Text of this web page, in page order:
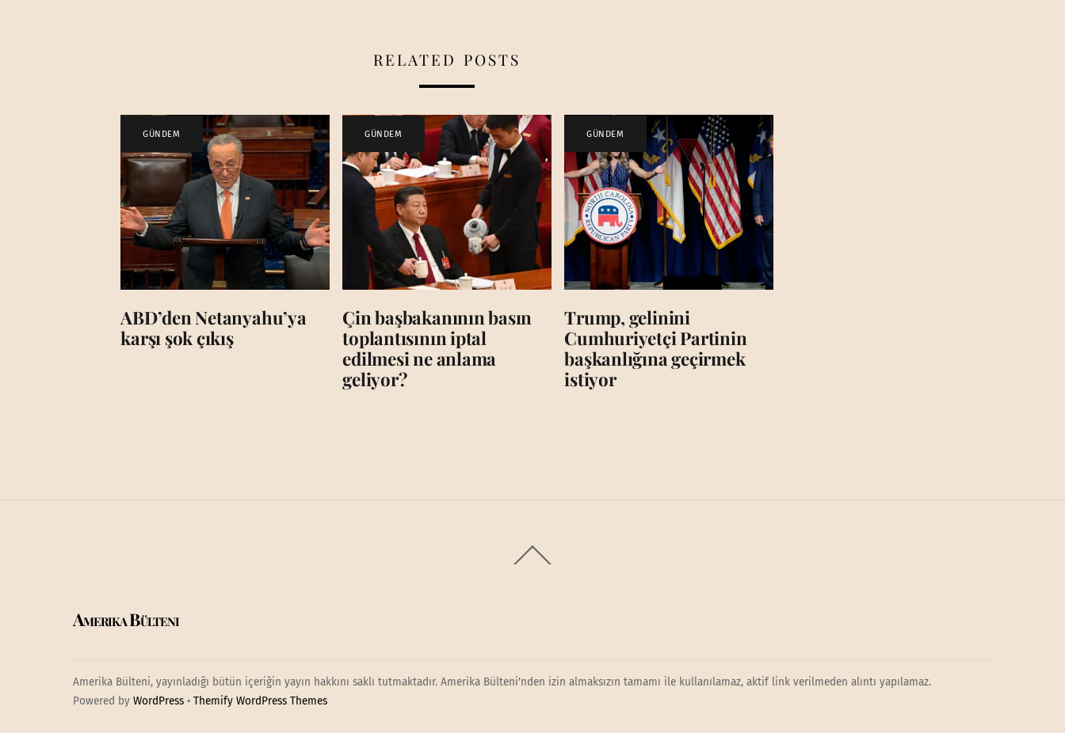
RELATED POSTS
GÜNDEM
ABD’den Netanyahu’ya
karşı şok çıkış
GÜNDEM
Çin başbakanının basın
toplantısının iptal
edilmesi ne anlama
geliyor?
GÜNDEM
Trump, gelinini
Cumhuriyetçi Partinin
başkanlığına geçirmek
istiyor
To
Amerika Bülteni
Amerika Bülteni, yayınladığı bütün içeriğin yayın hakkını saklı tutmaktadır. Amerika Bülteni'nden izin almaksızın tamamı ile kullanılamaz, aktif link verilmeden alıntı yapılamaz.
Powered by WordPress • Themify WordPress Themes